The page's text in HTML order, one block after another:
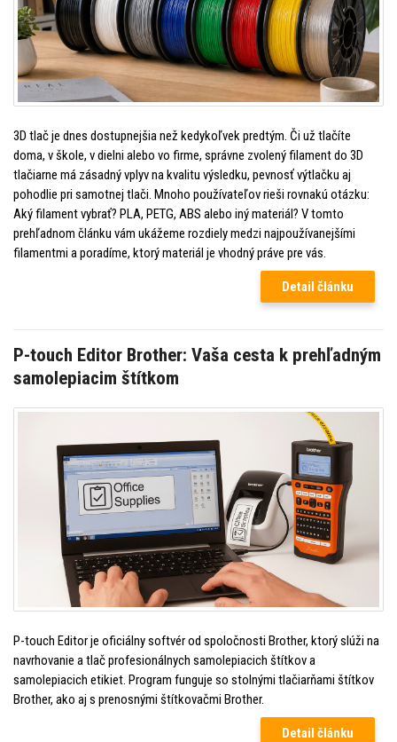
3D tlač je dnes dostupnejšia než kedykoľvek predtým. Či už tlačíte
doma, v škole, v dielni alebo vo firme, správne zvolený filament do 3D
tlačiarne má zásadný vplyv na kvalitu výsledku, pevnosť výtlačku aj
pohodlie pri samotnej tlači. Mnoho používateľov rieši rovnakú otázku:
Aký filament vybrať? PLA, PETG, ABS alebo iný materiál? V tomto
prehľadnom článku vám ukážeme rozdiely medzi najpoužívanejšími
filamentmi a poradíme, ktorý materiál je vhodný práve pre vás.
Detail článku
P-touch Editor Brother: Vaša cesta k prehľadným
samolepiacim štítkom
P-touch Editor je oficiálny softvér od spoločnosti Brother, ktorý slúži na
navrhovanie a tlač profesionálnych samolepiacich štítkov a
samolepiacich etikiet. Program funguje so stolnými tlačiarňami štítkov
Brother, ako aj s prenosnými štítkovačmi Brother.
Detail článku